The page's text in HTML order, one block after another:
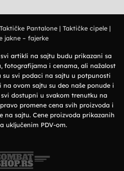
Taktičke Pantalone| Taktičke cipele|
jakne – fajerke
artikli na sajtu budu prikazani sa
fotografijama i cenama, ali nažalost
svi podaci na sajtu u potpunosti
ovom sajtu su deo naše ponude i
dostupni u svakom trenutku na
promene cena svih proizvoda i
na sajtu. Cene proizvoda prikazanih
uključenim PDV-om.